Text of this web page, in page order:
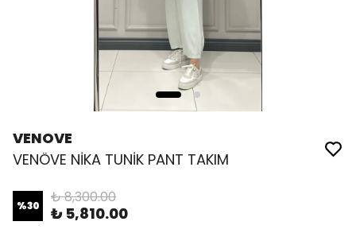
VENOVE
VENÖVE NİKA TUNİK PANT TAKIM
%30 ₺ 8,300.00
₺ 5,810.00